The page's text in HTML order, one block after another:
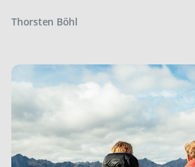
Thorsten Böhl